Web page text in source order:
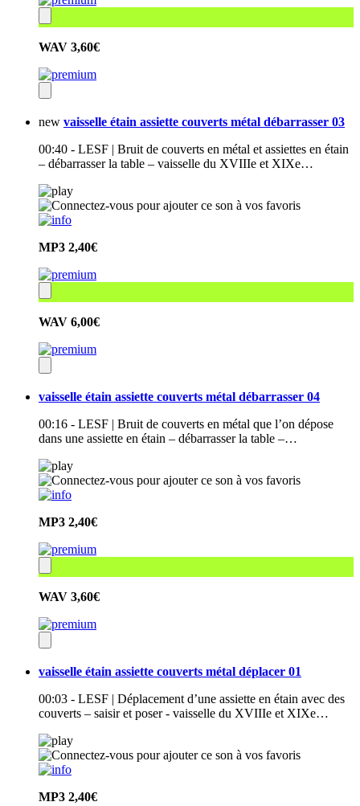
WAV 3,60€
new vaisselle étain assiette couverts métal débarrasser 03
00:40 - LESF | Bruit de couverts en métal et assiettes en étain
– débarrasser la table – vaisselle du XVIIIe et XIXe…
MP3 2,40€
WAV 6,00€
vaisselle étain assiette couverts métal débarrasser 04
00:16 - LESF | Bruit de couverts en métal que l’on dépose
dans une assiette en étain – débarrasser la table –…
MP3 2,40€
WAV 3,60€
vaisselle étain assiette couverts métal déplacer 01
00:03 - LESF | Déplacement d’une assiette en étain avec des
couverts – saisir et poser - vaisselle du XVIIIe et XIXe…
MP3 2,40€